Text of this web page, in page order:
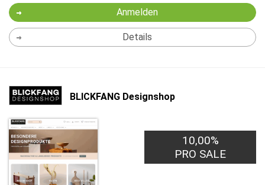
Anmelden
Details
BLICKFANG Designshop
10,00%
PRO SALE